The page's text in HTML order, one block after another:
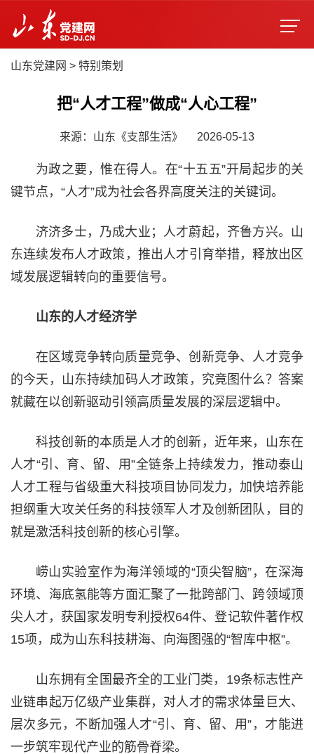
山东党建网 > 特别策划
把“人才工程”做成“人心工程”
来源：山东《支部生活》 2026-05-13
为政之要，惟在得人。在“十五五”开局起步的关
键节点，“人才”成为社会各界高度关注的关键词。
济济多士，乃成大业；人才蔚起，齐鲁方兴。山
东连续发布人才政策，推出人才引育举措，释放出区
域发展逻辑转向的重要信号。
山东的人才经济学
在区域竞争转向质量竞争、创新竞争、人才竞争
的今天，山东持续加码人才政策，究竟图什么？答案
就藏在以创新驱动引领高质量发展的深层逻辑中。
科技创新的本质是人才的创新，近年来，山东在
人才“引、育、留、用”全链条上持续发力，推动泰山
人才工程与省级重大科技项目协同发力，加快培养能
担纲重大攻关任务的科技领军人才及创新团队，目的
就是激活科技创新的核心引擎。
崂山实验室作为海洋领域的“顶尖智脑”，在深海
环境、海底氢能等方面汇聚了一批跨部门、跨领域顶
尖人才，获国家发明专利授权64件、登记软件著作权
15项，成为山东科技耕海、向海图强的“智库中枢”。
山东拥有全国最齐全的工业门类，19条标志性产
业链串起万亿级产业集群，对人才的需求体量巨大、
层次多元，不断加强人才“引、育、留、用”，才能进
一步筑牢现代产业的筋骨脊梁。